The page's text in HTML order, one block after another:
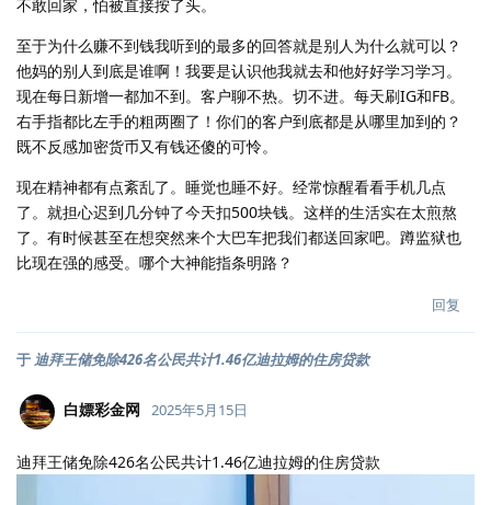
不敢回家，怕被直接按了头。
至于为什么赚不到钱我听到的最多的回答就是别人为什么就可以？
他妈的别人到底是谁啊！我要是认识他我就去和他好好学习学习。
现在每日新增一都加不到。客户聊不热。切不进。每天刷IG和FB。
右手指都比左手的粗两圈了！你们的客户到底都是从哪里加到的？
既不反感加密货币又有钱还傻的可怜。
现在精神都有点紊乱了。睡觉也睡不好。经常惊醒看看手机几点
了。就担心迟到几分钟了今天扣500块钱。这样的生活实在太煎熬
了。有时候甚至在想突然来个大巴车把我们都送回家吧。蹲监狱也
比现在强的感受。哪个大神能指条明路？
回复
于 迪拜王储免除426名公民共计1.46亿迪拉姆的住房贷款
白嫖彩金网 2025年5月15日
迪拜王储免除426名公民共计1.46亿迪拉姆的住房贷款